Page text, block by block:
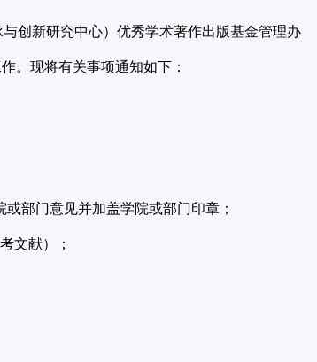
创新研究中心）优秀学术著作出版基金管理办
。现将有关事项通知如下：
部门意见并加盖学院或部门印章；
文献）；